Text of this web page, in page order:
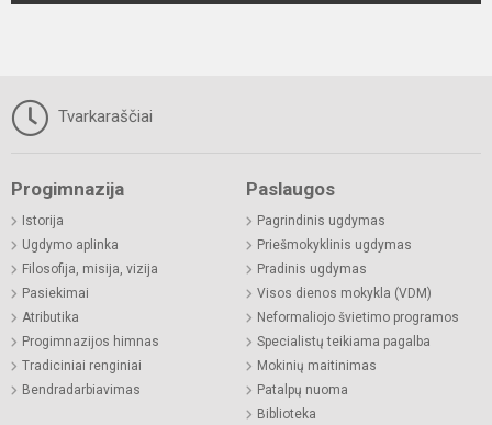
Tvarkaraščiai
Progimnazija
Istorija
Ugdymo aplinka
Filosofija, misija, vizija
Pasiekimai
Atributika
Progimnazijos himnas
Tradiciniai renginiai
Bendradarbiavimas
Paslaugos
Pagrindinis ugdymas
Priešmokyklinis ugdymas
Pradinis ugdymas
Visos dienos mokykla (VDM)
Neformaliojo švietimo programos
Specialistų teikiama pagalba
Mokinių maitinimas
Patalpų nuoma
Biblioteka